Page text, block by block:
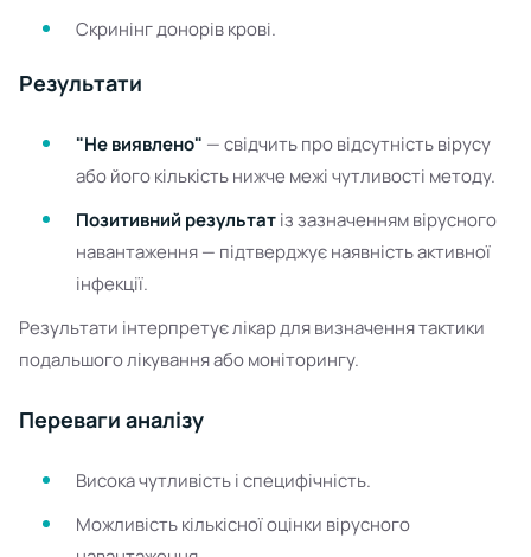
Скринінг донорів крові.
Результати
"Не виявлено" — свідчить про відсутність вірусу
або його кількість нижче межі чутливості методу.
Позитивний результатіз зазначенням вірусного
навантаження — підтверджує наявність активної
інфекції.
Результати інтерпретує лікар для визначення тактики
подальшого лікування або моніторингу.
Переваги аналізу
Висока чутливість і специфічність.
Можливість кількісної оцінки вірусного